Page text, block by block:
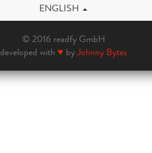
ENGLISH
© 2016 readfy GmbH
developed with ♥ byJohnny Bytes